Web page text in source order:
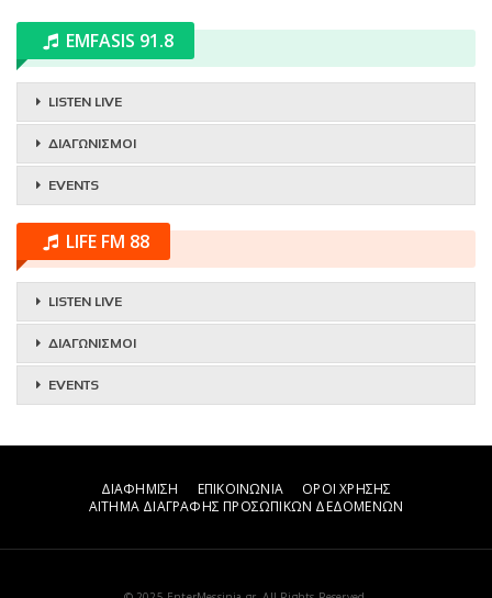
EMFASIS 91.8
LISTEN LIVE
ΔΙΑΓΩΝΙΣΜΟΙ
EVENTS
LIFE FM 88
LISTEN LIVE
ΔΙΑΓΩΝΙΣΜΟΙ
EVENTS
ΔΙΑΦΗΜΙΣΗ ΕΠΙΚΟΙΝΩΝΙΑ
ΟΡΟΙ ΧΡΗΣΗΣ
ΑΙΤΗΜΑ ΔΙΑΓΡΑΦΗΣ ΠΡΟΣΩΠΙΚΩΝ ΔΕΔΟΜΕΝΩΝ